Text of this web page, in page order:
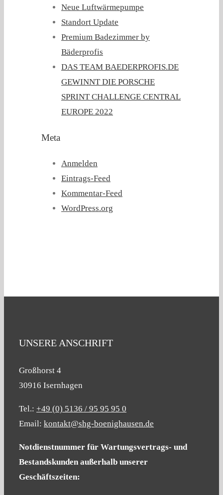
Neue Luftwärmepumpe
Standort Update
Premium Badezimmer by
Bäderprofis
DAS TEAM BAEDERPROFIS.DE
GEWINNT DIE PORSCHE
SPRINT CHALLENGE CENTRAL
EUROPE 2022
Meta
Anmelden
Eintrags-Feed
Kommentar-Feed
WordPress.org
UNSERE ANSCHRIFT
Großhorst 4
30916 Isernhagen
Tel.: +49 (0) 5136 / 95 95 95 0
Email: kontakt@shg-boenighausen.de
Notdienstnummer für Wartungsvertrags- und
Bestandskunden außerhalb unserer
Geschäftszeiten: